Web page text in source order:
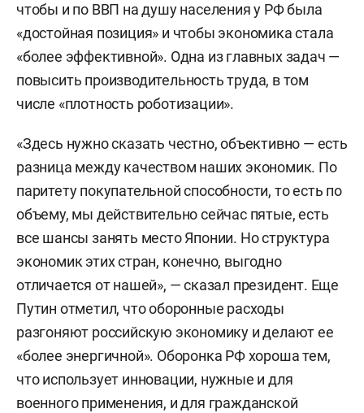
чтобы и по ВВП на душу населения у РФ была
«достойная позиция» и чтобы экономика стала
«более эффективной». Одна из главных задач —
повысить производительность труда, в том
числе «плотность роботизации».
«Здесь нужно сказать честно, объективно — есть
разница между качеством наших экономик. По
паритету покупательной способности, то есть по
объему, мы действительно сейчас пятые, есть
все шансы занять место Японии. Но структура
экономик этих стран, конечно, выгодно
отличается от нашей», — сказал президент. Еще
Путин отметил, что оборонные расходы
разгоняют российскую экономику и делают ее
«более энергичной». Оборонка РФ хороша тем,
что использует инновации, нужные и для
военного применения, и для гражданской